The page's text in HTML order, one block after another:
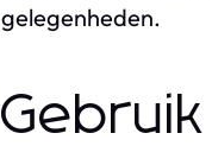
gelegenheden.